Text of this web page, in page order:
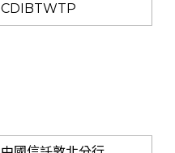
CDIBTWTP